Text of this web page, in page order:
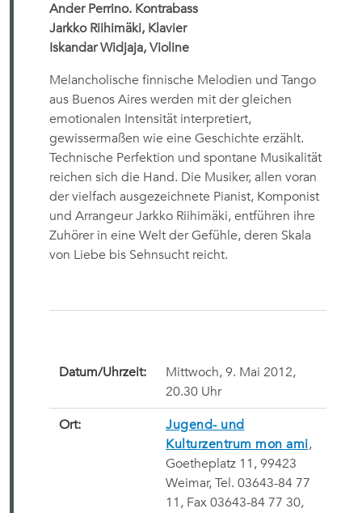
Ander Perrino. Kontrabass
Jarkko Riihimäki, Klavier
Iskandar Widjaja, Violine
Melancholische finnische Melodien und Tango
aus Buenos Aires werden mit der gleichen
emotionalen Intensität interpretiert,
gewissermaßen wie eine Geschichte erzählt.
Technische Perfektion und spontane Musikalität
reichen sich die Hand. Die Musiker, allen voran
der vielfach ausgezeichnete Pianist, Komponist
und Arrangeur Jarkko Riihimäki, entführen ihre
Zuhörer in eine Welt der Gefühle, deren Skala
von Liebe bis Sehnsucht reicht.
Datum/Uhrzeit:
Mittwoch, 9. Mai 2012,
20.30 Uhr
Ort:
Jugend- und
Kulturzentrum mon ami,
Goetheplatz 11, 99423
Weimar, Tel. 03643-84 77
11, Fax 03643-84 77 30,